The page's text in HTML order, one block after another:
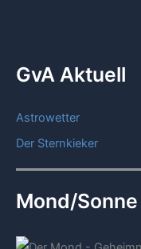
GvA Aktuell
Astrowetter
Der Sternkieker
Mond/